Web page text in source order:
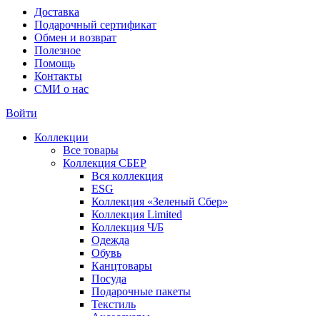
Доставка
Подарочный сертификат
Обмен и возврат
Полезное
Помощь
Контакты
СМИ о нас
Войти
Коллекции
Все товары
Коллекция СБЕР
Вся коллекция
ESG
Коллекция «Зеленый Сбер»
Коллекция Limited
Коллекция Ч/Б
Одежда
Обувь
Канцтовары
Посуда
Подарочные пакеты
Текстиль